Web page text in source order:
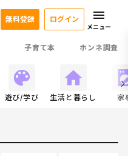
子育て本 ホンネ調査
無料登録 ログイン
メニュー
遊び/学び 生活と暮らし 家